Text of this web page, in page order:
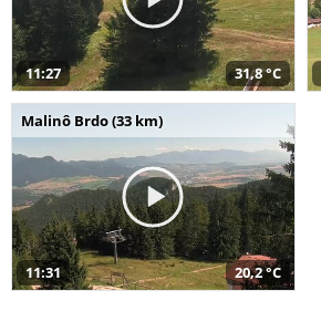
11:27 31,8 °C
Malinô Brdo (33 km)
11:31 20,2 °C